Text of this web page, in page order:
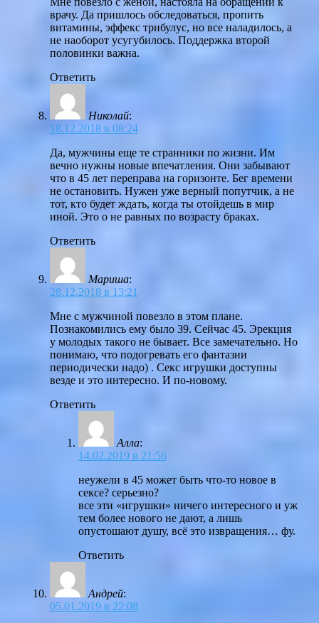
врачу. Да пришлось обследоваться, пропить
витамины, эффекс трибулус, но все наладилось, а
не наоборот усугубилось. Поддержка второй
половинки важна.
Ответить
Николай:
18.12.2018 в 08:24
Да, мужчины еще те странники по жизни. Им
вечно нужны новые впечатления. Они забывают
что в 45 лет переправа на горизонте. Бег времени
не остановить. Нужен уже верный попутчик, а не
тот, кто будет ждать, когда ты отойдешь в мир
иной. Это о не равных по возрасту браках.
Ответить
Мариша:
28.12.2018 в 13:21
Мне с мужчиной повезло в этом плане.
Познакомились ему было 39. Сейчас 45. Эрекция
у молодых такого не бывает. Все замечательно. Но
понимаю, что подогревать его фантазии
периодически надо) . Секс игрушки доступны
везде и это интересно. И по-новому.
Ответить
Алла:
14.02.2019 в 21:56
неужели в 45 может быть что-то новое в
сексе? серьезно?
все эти «игрушки» ничего интересного и уж
тем более нового не дают, а лишь
опустошают душу, всё это извращения… фу.
Ответить
Андрей:
05.01.2019 в 22:08